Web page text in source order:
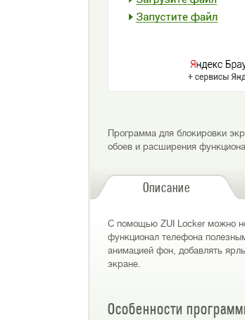
Программа для блокировки
обоев и расширения
Описание
С помощью ZUI Locker можно
функционал телефона
анимацией фон, добавлять
экране.
Особенности